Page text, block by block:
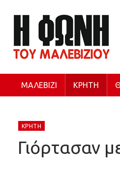
ΜΑΛΕΒΊΖΙ ΚΡΉΤΗ
ΚΡΉΤΗ
Γιόρτασαν